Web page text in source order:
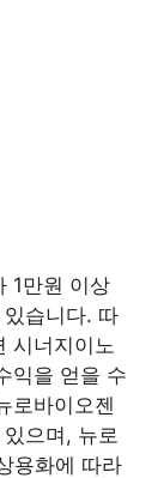
1만원 이상
습니다. 따
시너지이노
익을 얻을 수
로바이오젠
으며, 뉴로
용화에 따라